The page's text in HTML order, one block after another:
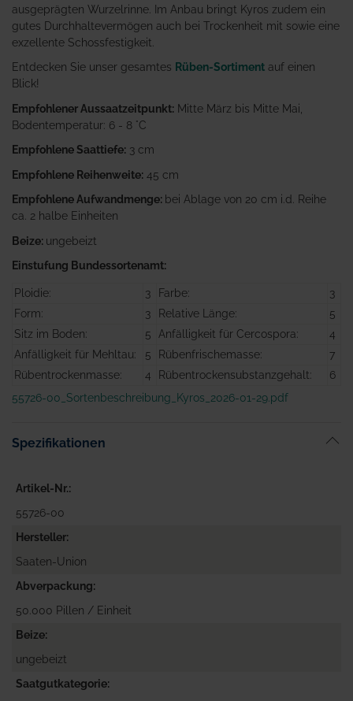
ausgeprägten Wurzelrinne. Im Anbau bringt Kyros zudem ein
gutes Durchhaltevermögen auch bei Trockenheit mit sowie eine
exzellente Schossfestigkeit.
Entdecken Sie unser gesamtes Rüben-Sortiment auf einen
Blick!
Empfohlener Aussaatzeitpunkt: Mitte März bis Mitte Mai,
Bodentemperatur: 6 - 8 °C
Empfohlene Saattiefe: 3 cm
Empfohlene Reihenweite: 45 cm
Empfohlene Aufwandmenge: bei Ablage von 20 cm i.d. Reihe
ca. 2 halbe Einheiten
Beize: ungebeizt
Einstufung Bundessortenamt:
Ploidie: 3 Farbe:
3
Form:
3 Relative Länge:
5
Sitz im Boden:
5 Anfälligkeit für Cercospora:
4
Anfälligkeit für Mehltau:
5 Rübenfrischemasse:
7
Rübentrockenmasse:
4 Rübentrockensubstanzgehalt:
6
55726-00_Sortenbeschreibung_Kyros_2026-01-29.pdf
Spezifikationen
Artikel-Nr.
55726-00
Hersteller
Saaten-Union
Abverpackung
50.000 Pillen / Einheit
Beize
ungebeizt
Saatgutkategorie